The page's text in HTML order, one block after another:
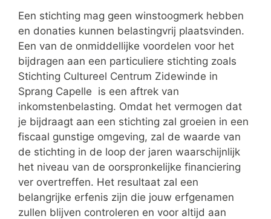
Een stichting mag geen winstoogmerk hebben
en donaties kunnen belastingvrij plaatsvinden.
Een van de onmiddellijke voordelen voor het
bijdragen aan een particuliere stichting zoals
Stichting Cultureel Centrum Zidewinde in
Sprang Capelle is een aftrek van
inkomstenbelasting. Omdat het vermogen dat
je bijdraagt aan een stichting zal groeien in een
fiscaal gunstige omgeving, zal de waarde van
de stichting in de loop der jaren waarschijnlijk
het niveau van de oorspronkelijke financiering
ver overtreffen. Het resultaat zal een
belangrijke erfenis zijn die jouw erfgenamen
zullen blijven controleren en voor altijd aan